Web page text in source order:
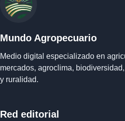
Mundo Agropecuario
Medio digital especializado en
mercados, agroclima,
y ruralidad.
Red editorial